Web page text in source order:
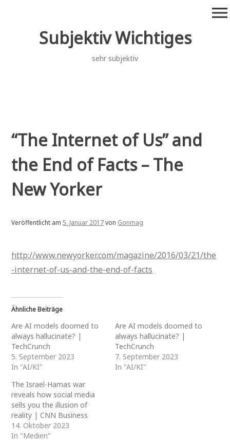
Subjektiv Wichtiges
sehr subjektiv
menu
“The Internet of Us” and
the End of Facts – The
New Yorker
Veröffentlicht am5. Januar 2017von Gonmag
http://www.newyorker.com/magazine/2016/03/21/the
-internet-of-us-and-the-end-of-facts
Ähnliche Beiträge
Are AI models doomed to
always hallucinate? |
TechCrunch
5. September 2023
In "AI/KI"
Are AI models doomed to
always hallucinate? |
TechCrunch
7. September 2023
In "AI/KI"
The Israel-Hamas war
reveals how social media
sells you the illusion of
reality | CNN Business
14. Oktober 2023
In "Medien"